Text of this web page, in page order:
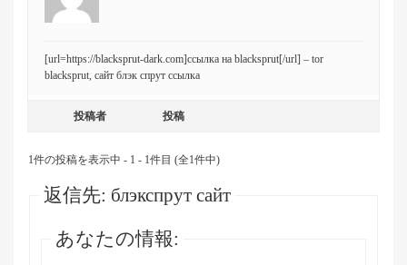
[url=https://blacksprut-dark.com]ссылка на blacksprut[/url] – tor
blacksprut, сайт блэк спрут ссылка
投稿者 投稿
1件の投稿を表示中 - 1 - 1件目 (全1件中)
返信先: блэкспрут сайт
あなたの情報: